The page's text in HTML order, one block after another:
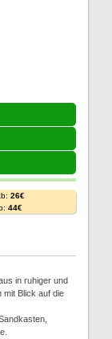
26€
44€
in ruhiger und
mit Blick auf die